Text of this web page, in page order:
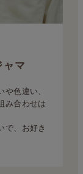
ャマ
色違い、
み合わせは
で、お好き